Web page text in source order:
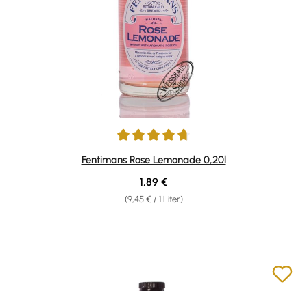
Durchschnittliche Bewertung von 4.67 von 5 Sternen
Fentimans Rose Lemonade 0,20l
(9,45 € / 1 Liter)
Regulärer Preis:
1,89 €